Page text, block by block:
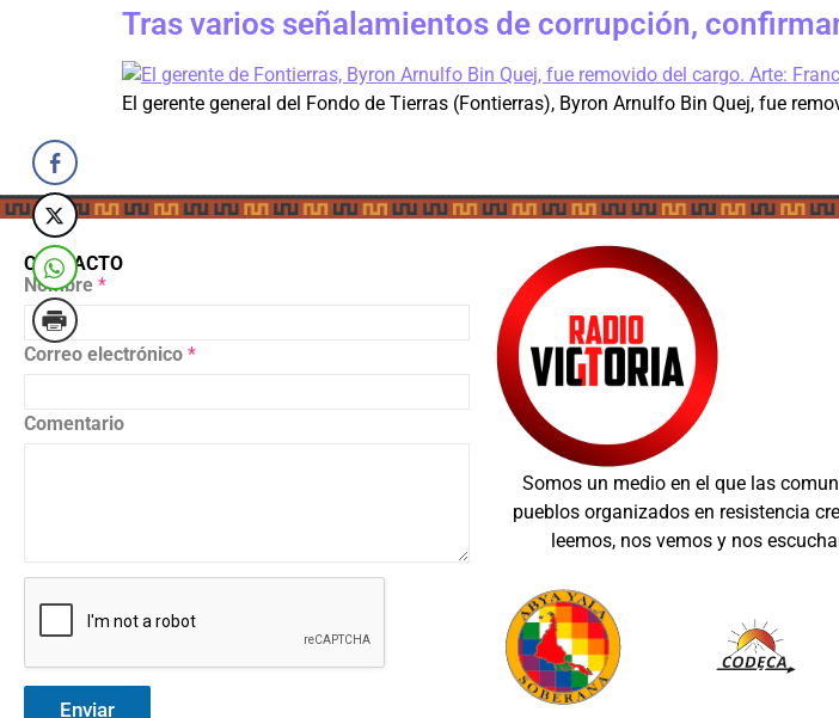
Tras varios señalamientos de corrupción,
El gerente general del Fondo de Tierras (Fontierras), Byron Arnulfo Bin Quej, fue
CONTACTO
Nombre *
Correo electrónico *
Comentario
Enviar
Somos un medio en el que las
pueblos organizados en resistencia
leemos, nos vemos y nos